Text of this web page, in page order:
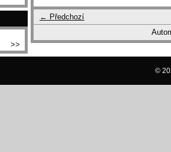
← Předchozí
>>
©